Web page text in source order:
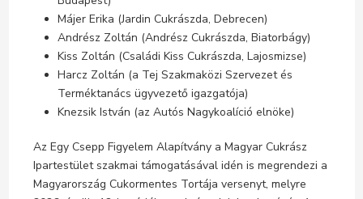
Májer Erika (Jardin Cukrászda, Debrecen)
Andrész Zoltán (Andrész Cukrászda, Biatorbágy)
Kiss Zoltán (Családi Kiss Cukrászda, Lajosmizse)
Harcz Zoltán (a Tej Szakmaközi Szervezet és
Terméktanács ügyvezető igazgatója)
Knezsik István (az Autós Nagykoalíció elnöke)
Az Egy Csepp Figyelem Alapítvány a Magyar Cukrász
Ipartestület szakmai támogatásával idén is megrendezi a
Magyarország Cukormentes Tortája versenyt, melyre